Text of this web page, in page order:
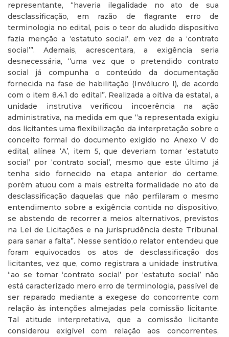
representante, “haveria ilegalidade no ato de sua
desclassificação, em razão de flagrante erro de
terminologia no edital, pois o teor do aludido dispositivo
fazia menção a ‘estatuto social’, em vez de a ‘contrato
social’”. Ademais, acrescentara, a exigência seria
desnecessária, “uma vez que o pretendido contrato
social já compunha o conteúdo da documentação
fornecida na fase de habilitação (Invólucro I), de acordo
com o item 8.4.1 do edital”. Realizada a oitiva da estatal, a
unidade instrutiva verificou incoerência na ação
administrativa, na medida em que “a representada exigiu
dos licitantes uma flexibilização da interpretação sobre o
conceito formal do documento exigido no Anexo V do
edital, alínea ‘A’, item 5, que deveriam tomar ‘estatuto
social’ por ‘contrato social’, mesmo que este último já
tenha sido fornecido na etapa anterior do certame,
porém atuou com a mais estreita formalidade no ato de
desclassificação daquelas que não perfilaram o mesmo
entendimento sobre a exigência contida no dispositivo,
se abstendo de recorrer a meios alternativos, previstos
na Lei de Licitações e na jurisprudência deste Tribunal,
para sanar a falta”. Nesse sentido,o relator entendeu que
foram equivocados os atos de desclassificação dos
licitantes, vez que, como registrara a unidade instrutiva,
“ao se tomar ‘contrato social’ por ‘estatuto social’ não
está caracterizado mero erro de terminologia, passível de
ser reparado mediante a exegese do concorrente com
relação às intenções almejadas pela comissão licitante.
Tal atitude interpretativa, que a comissão licitante
considerou exigível com relação aos concorrentes,